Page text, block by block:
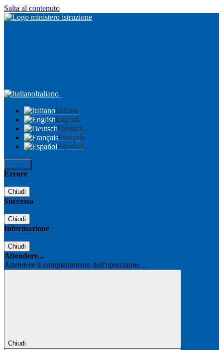
Salta al contenuto
Italiano
Italiano
English
Deutsch
Français
Español
Errore
Chiudi
Successo
Chiudi
Informazione
Chiudi
Attendere...
Attendere il completamento dell'operazione...
Chiudi